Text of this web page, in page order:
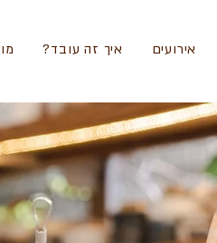
אירועים איך זה עובד?